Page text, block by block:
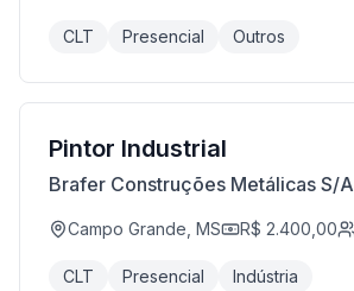
CLT Presencial Outros
Pintor Industrial
Brafer Construções Metálicas S/A
Campo Grande, MS R$ 2.400,00
CLT Presencial Indústria